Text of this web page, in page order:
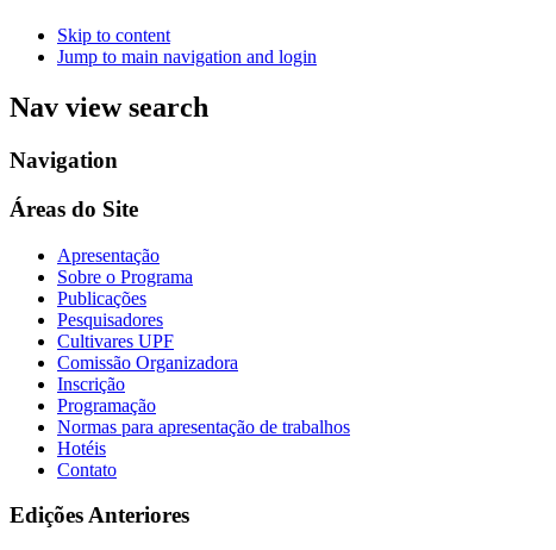
Skip to content
Jump to main navigation and login
Nav view search
Navigation
Áreas do Site
Apresentação
Sobre o Programa
Publicações
Pesquisadores
Cultivares UPF
Comissão Organizadora
Inscrição
Programação
Normas para apresentação de trabalhos
Hotéis
Contato
Edições Anteriores